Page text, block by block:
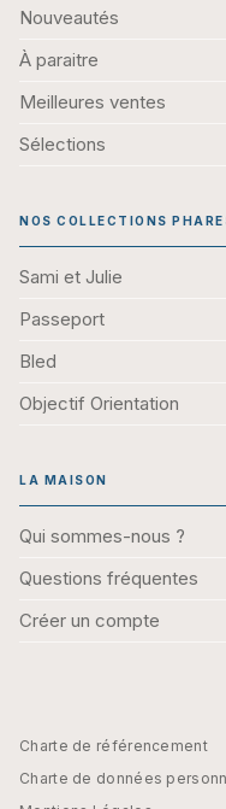
Nouveautés
À paraitre
Meilleures ventes
Sélections
NOS COLLECTIONS
Sami et Julie
Passeport
Bled
Objectif Orientation
LA MAISON
Qui sommes-nous ?
Questions fréquentes
Créer un compte
Charte de référencement
Charte de données